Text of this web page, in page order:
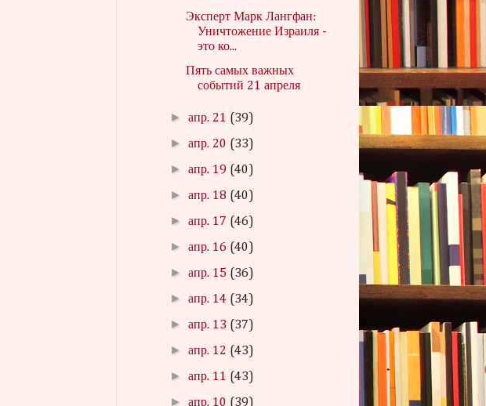
Эксперт Марк Лангфан:
Уничтожение Израиля -
это ко...
Пять самых важных
событий 21 апреля
►апр. 21 (39)
►апр. 20 (33)
►апр. 19 (40)
►апр. 18 (40)
►апр. 17 (46)
►апр. 16 (40)
►апр. 15 (36)
►апр. 14 (34)
►апр. 13 (37)
►апр. 12 (43)
►апр. 11 (43)
►апр. 10 (39)